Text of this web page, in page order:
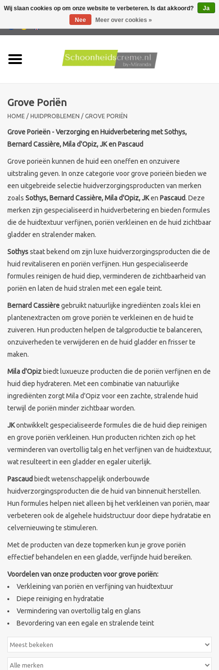
Producten
Huidproblemen
Mannen verzorging
Acties
Nieuw !!
Sothys Paris
Mila d'Opiz
Bernard cassiere
Pascaud
PCA SKINCARE
Ekseption Skincare
Merken
Grove Poriën
HOME / HUIDPROBLEMEN / GROVE PORIËN
Grove Porieën - Verzorging en Huidverbetering met Sothys,
Bernard Cassière, Mila d'Opiz, JK en Pascaud
Grove porieën kunnen de huid een oneffen en onzuivere
uitstraling geven. In onze categorie voor grove porieën bieden we
een uitgebreide selectie huidverzorgingsproducten van merken
zoals Sothys, Bernard Cassière, Mila d'Opiz, JKen Pascaud. Deze
merken zijn gespecialiseerd in huidverbetering en bieden formules
die de huidtextuur verfijnen, poriën verkleinen en de huid zichtbaar
gladder en stralender maken.
Sothysstaat bekend om zijn luxe huidverzorgingsproducten die de
huid revitaliseren en poriën verfijnen. Hun gespecialiseerde
formules reinigen de huid diep, verminderen de zichtbaarheid van
poriën en laten de huid stralen met een egale teint.
Bernard Cassièregebruikt natuurlijke ingrediënten zoals klei en
plantenextracten om grove poriën te verkleinen en de huid te
zuiveren. Hun producten helpen de talgproductie te balanceren,
onzuiverheden te verwijderen en de huid gladder en frisser te
maken.
Mila d'Opiz biedt luxueuze producten die de poriën verfijnen en de
huid diep hydrateren. Met een combinatie van natuurlijke
ingrediënten zorgt Mila d'Opiz voor een zachte, stralende huid
terwijl de poriën minder zichtbaar worden.
JKontwikkelt gespecialiseerde formules die de huid diep reinigen
en grove poriën verkleinen. Hun producten richten zich op het
verminderen van overtollig talg en het verfijnen van de huidtextuur,
wat resulteert in een gladder en egaler uiterlijk.
Pascaud biedt wetenschappelijk onderbouwde
huidverzorgingsproducten die de huid van binnenuit herstellen.
Hun formules helpen niet alleen bij het verkleinen van poriën, maar
verbeteren ook de algehele huidstructuur door diepe hydratatie en
celvernieuwing te stimuleren.
Met de producten van deze topmerken kun je grove poriën
effectief behandelen en een gladde, verfijnde huid bereiken.
Voordelen van onze producten voor grove poriën:
Verkleining van poriën en verfijning van huidtextuur
Diepe reiniging en hydratatie
Vermindering van overtollig talg en glans
Bevordering van een egale en stralende teint
Wij slaan cookies op om onze website te verbeteren. Is dat akkoord?
Ja
Nee
Meer over cookies »